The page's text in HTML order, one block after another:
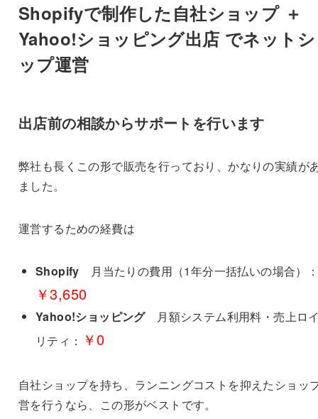
Shopifyで制作した自社ショップ ＋
Yahoo!ショッピング出店 でネット
ップ運営
出店前の相談からサポートを行います
弊社も長くこの形で販売を行っており、かなりの実績が
ました。
運営するための経費は
Shopify 月当たりの費用（1年分一括払いの場合）
￥3,650
Yahoo!ショッピング 月額システム利用料・売上ロ
リティ： ￥0
自社ショップを持ち、ランニングコストを抑えたショッ
営を行うなら、この形がベストです。